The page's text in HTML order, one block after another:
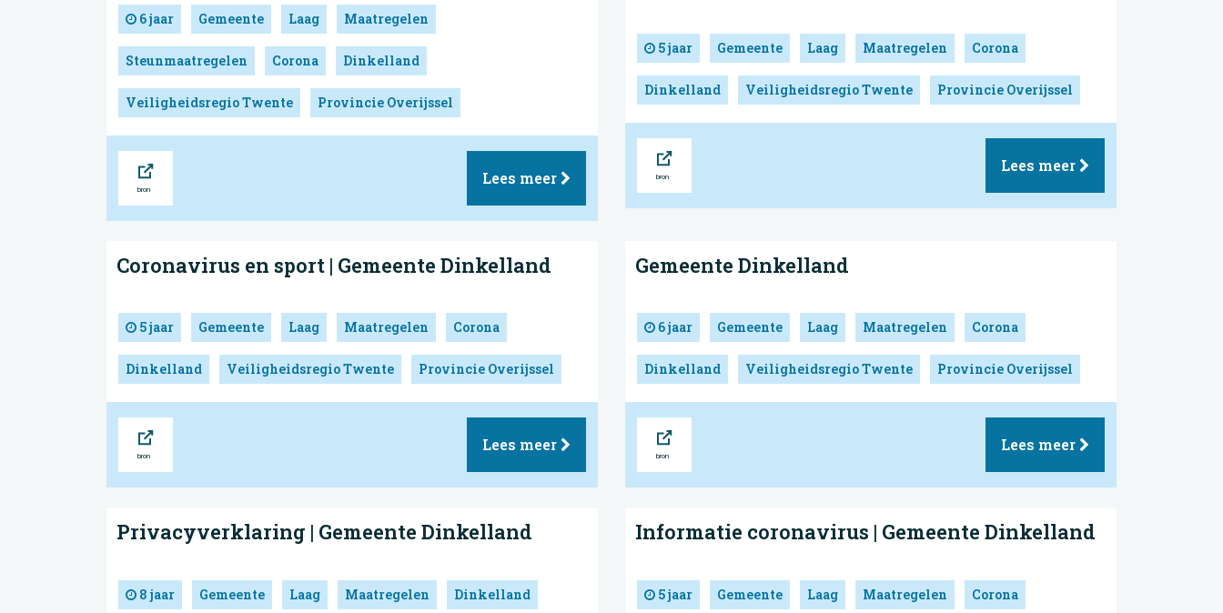
6 jaar Gemeente Laag Maatregelen
Steunmaatregelen Corona Dinkelland
Veiligheidsregio Twente Provincie Overijssel
Lees meer
5 jaar Gemeente Laag Maatregelen Corona
Dinkelland Veiligheidsregio Twente Provincie Overijssel
Lees meer
Coronavirus en sport | Gemeente Dinkelland
5 jaar Gemeente Laag Maatregelen Corona
Dinkelland Veiligheidsregio Twente Provincie Overijssel
Lees meer
Gemeente Dinkelland
6 jaar Gemeente Laag Maatregelen Corona
Dinkelland Veiligheidsregio Twente Provincie Overijssel
Lees meer
Privacyverklaring | Gemeente Dinkelland
8 jaar Gemeente Laag Maatregelen Dinkelland
Informatie coronavirus | Gemeente Dinkelland
5 jaar Gemeente Laag Maatregelen Corona